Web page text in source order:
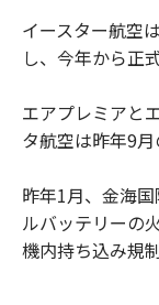
イースター航空
し、今年から正
エアプレミアと
タ航空は昨年9月
昨年1月、金海
ルバッテリーの
機内持ち込み規